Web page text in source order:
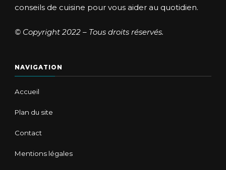
conseils de cuisine pour vous aider au quotidien.
© Copyright 2022 – Tous droits réservés.
NAVIGATION
Accueil
Plan du site
Contact
Mentions légales